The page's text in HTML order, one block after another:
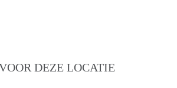
DEZE LOCATIE